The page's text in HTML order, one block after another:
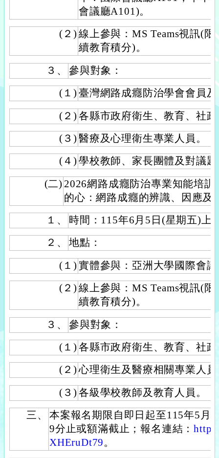
會議廳A101)。
(２) 線上參與：MS Teams視訊(
續教育積分)。
３、
參與對象：
(１) 臺灣網路成癮防治學會會員
(２) 各縣市政府衛生、教育、社
(３) 醫療及心理衛生專業人員。
(４) 學校教師、家長團體及對議
(二) 2026網路成癮防治專業知能培
的心：網路成癮的辨識、因應及
１、
時間：115年6月5日(星期五)上
２、
地點：
(１) 實體參與：亞洲大學國際會
(２) 線上參與：MS Teams視訊(
續教育積分)。
３、
參與對象：
(１) 各縣市政府衛生、教育、社
(２) 心理衛生及醫療相關專業人
(３) 各級學校教師及教育人員。
三、
本案報名期限自即日起至115年5月
9分止或額滿截止；報名連結：
XHEruDt79。